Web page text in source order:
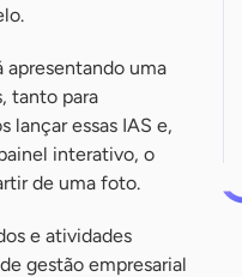
apresentando uma
tanto para
lançar essas IAS e,
interativo, o
de uma foto.
e atividades
gestão empresarial